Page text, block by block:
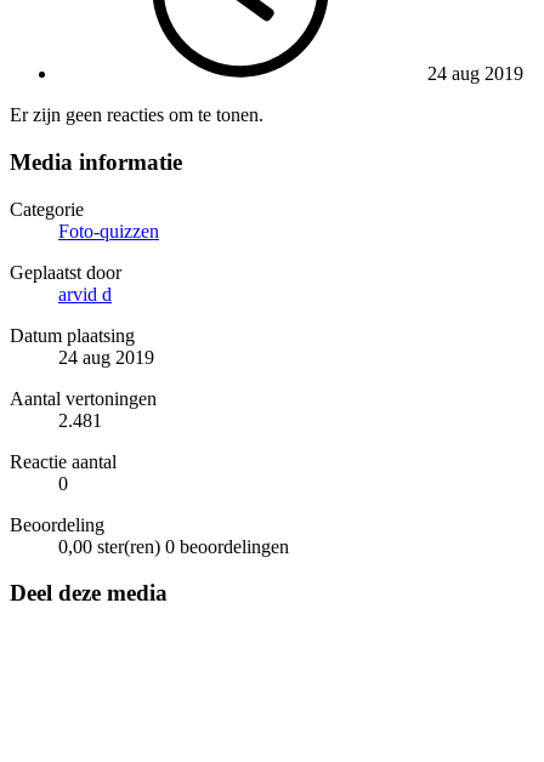
24 aug 2019
Er zijn geen reacties om te tonen.
Media informatie
Categorie
Foto-quizzen
Geplaatst door
arvid d
Datum plaatsing
24 aug 2019
Aantal vertoningen
2.481
Reactie aantal
0
Beoordeling
0,00 ster(ren) 0 beoordelingen
Deel deze media